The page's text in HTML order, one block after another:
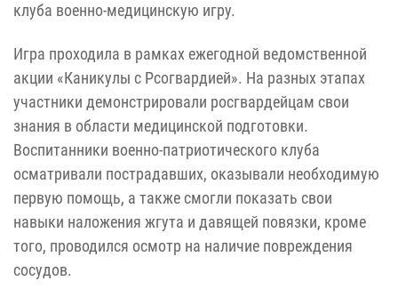
клуба военно-медицинскую игру.
Игра проходила в рамках ежегодной ведомственной
акции «Каникулы с Рсогвардией». На разных этапах
участники демонстрировали росгвардейцам свои
знания в области медицинской подготовки.
Воспитанники военно-патриотического клуба
осматривали пострадавших, оказывали необходимую
первую помощь, а также смогли показать свои
навыки наложения жгута и давящей повязки, кроме
того, проводился осмотр на наличие повреждения
сосудов.